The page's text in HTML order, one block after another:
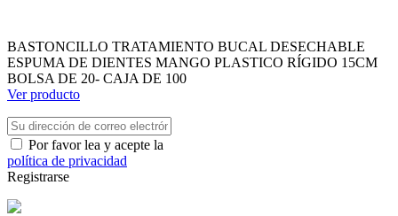
BASTONCILLO TRATAMIENTO BUCAL DESECHABLE
ESPUMA DE DIENTES MANGO PLASTICO RÍGIDO 15CM
BOLSA DE 20- CAJA DE 100
Ver producto
Por favor lea y acepte la
política de privacidad
Registrarse